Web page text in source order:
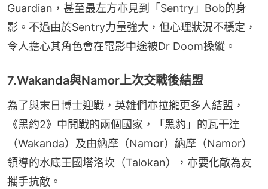
Guardian，甚至最左方亦見到「Sentry」Bob的身
影。不過由於Sentry力量強大，但心理狀況不穩定，
令人擔心其角色會在電影中途被Dr Doom操縱。
7.Wakanda與Namor上次交戰後結盟
為了與末日博士迎戰，英雄們亦拉攏更多人結盟，
《黑約2》中開戰的兩個國家，「黑豹」的瓦干達
（Wakanda）及由納摩（Namor）納摩（Namor）
領導的水底王國塔洛坎（Talokan），亦要化敵為友
攜手抗敵。